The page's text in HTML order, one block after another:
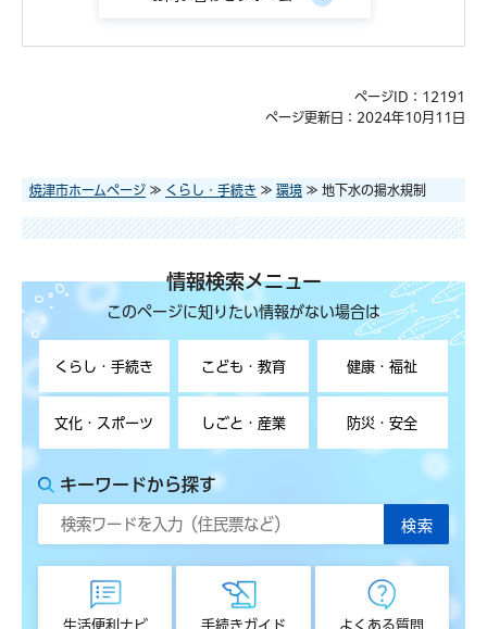
ページID：12191
ページ更新日：2024年10月11日
焼津市ホームページ ≫ くらし・手続き ≫ 環境 ≫ 地下水の揚水規制
情報検索メニュー
このページに知りたい情報がない場合は
くらし・手続き こども・教育 健康・福祉
文化・スポーツ しごと・産業 防災・安全
キーワードから探す
生活便利ナビ 手続きガイド よくある質問